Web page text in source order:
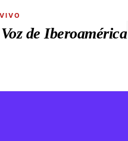
de Iberoamérica